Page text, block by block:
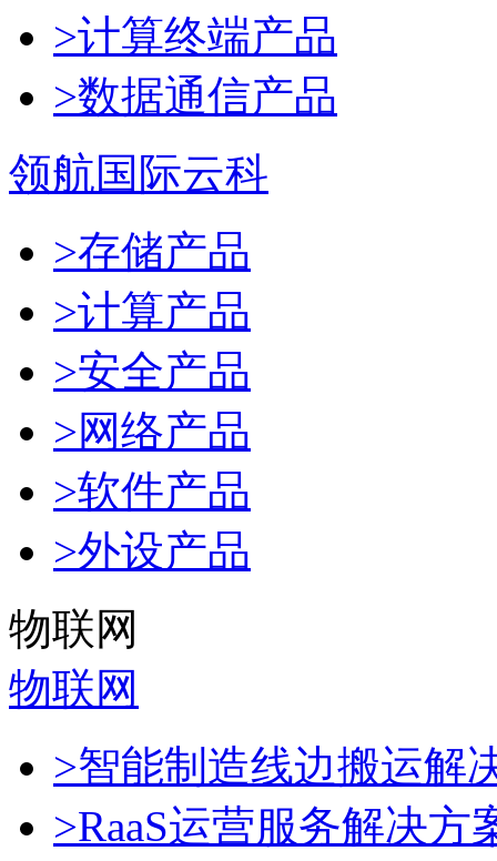
>计算终端产品
>数据通信产品
领航国际云科
>存储产品
>计算产品
>安全产品
>网络产品
>软件产品
>外设产品
物联网
物联网
>智能制造线边搬运解
>RaaS运营服务解决方